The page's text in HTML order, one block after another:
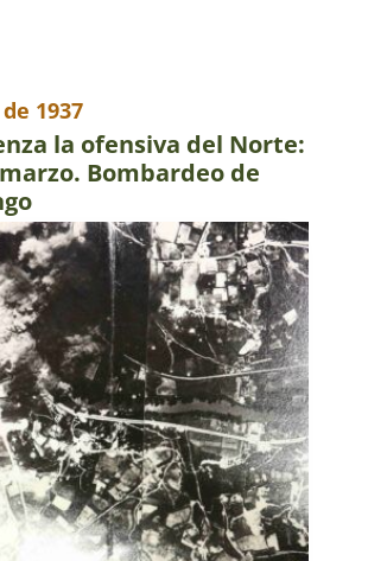
1937
la ofensiva del Norte:
Bombardeo de